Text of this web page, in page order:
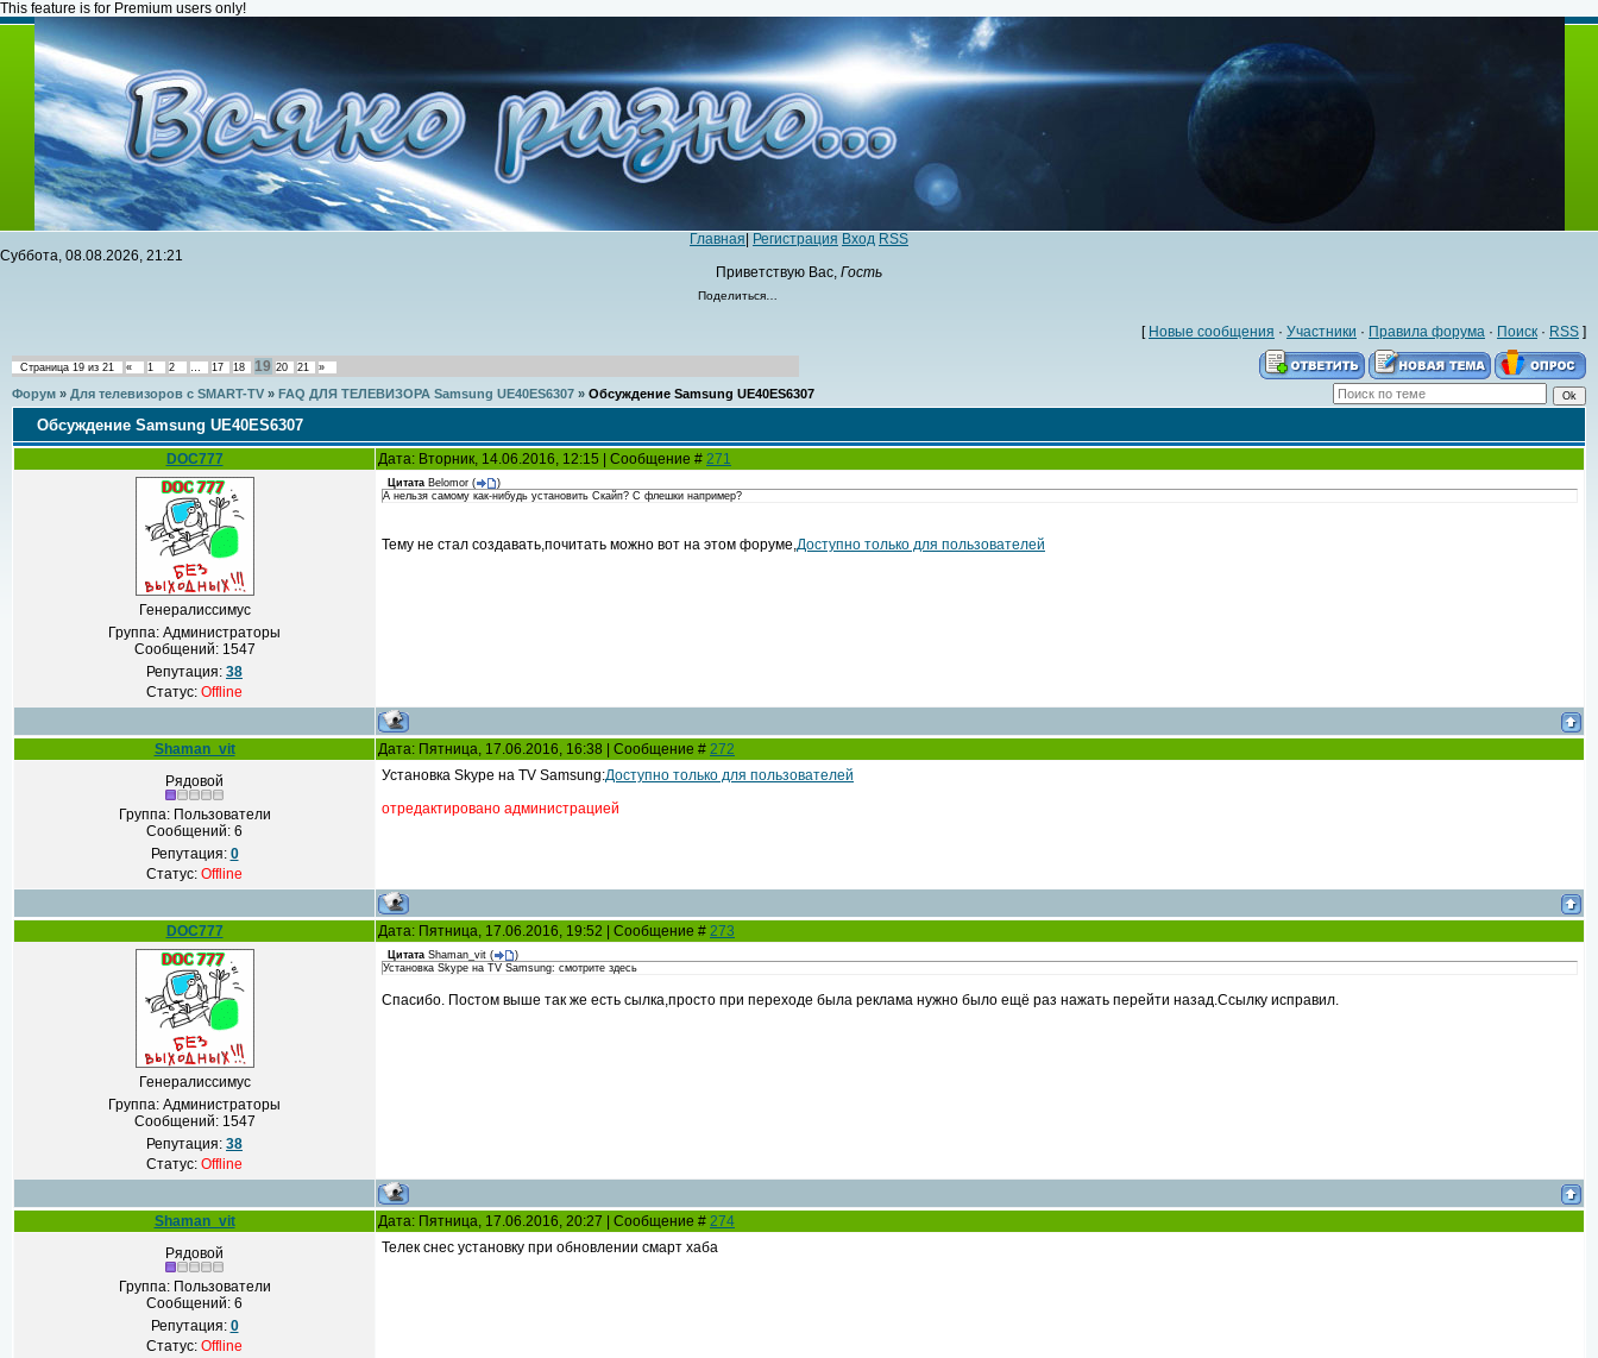
This feature is for Premium users only!
Главная Регистрация Вход RSS
Суббота, 08.08.2026, 21:21
Приветствую Вас, Гость
Поделиться…
[ Новые сообщения · Участники · Правила форума · Поиск · RSS ]
Страница 19 из 21 « 1 2 … 17 18 19 20 21 »
Форум » Для телевизоров с SMART-TV » FAQ ДЛЯ ТЕЛЕВИЗОРА Samsung UE40ES6307 » Обсуждение Samsung UE40ES6307
Обсуждение Samsung UE40ES6307
DOC777 Дата: Вторник, 14.06.2016, 12:15 | Сообщение # 271
Генералиссимус
Группа: Администраторы
Сообщений: 1547
Репутация: 38
Статус: Offline
Цитата Belomor (
)
А нельзя самому как-нибудь установить Скайп? С флешки например?
Тему не стал создавать,почитать можно вот на этом форуме,Доступно только для пользователей
Shaman_vit Дата: Пятница, 17.06.2016, 16:38 | Сообщение # 272
Рядовой
Группа: Пользователи
Сообщений: 6
Репутация: 0
Статус: Offline
Установка Skype на TV Samsung:Доступно только для пользователей
отредактировано администрацией
DOC777 Дата: Пятница, 17.06.2016, 19:52 | Сообщение # 273
Генералиссимус
Группа: Администраторы
Сообщений: 1547
Репутация: 38
Статус: Offline
Цитата Shaman_vit (
)
Установка Skype на TV Samsung: смотрите здесь
Спасибо. Постом выше так же есть сылка,просто при переходе была реклама нужно было ещё раз нажать перейти назад.Ссылку исправил.
Shaman_vit Дата: Пятница, 17.06.2016, 20:27 | Сообщение # 274
Рядовой
Группа: Пользователи
Сообщений: 6
Репутация: 0
Статус: Offline
Телек снес установку при обновлении смарт хаба